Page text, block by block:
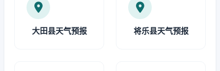
大田县天气预报 将乐县天气预报